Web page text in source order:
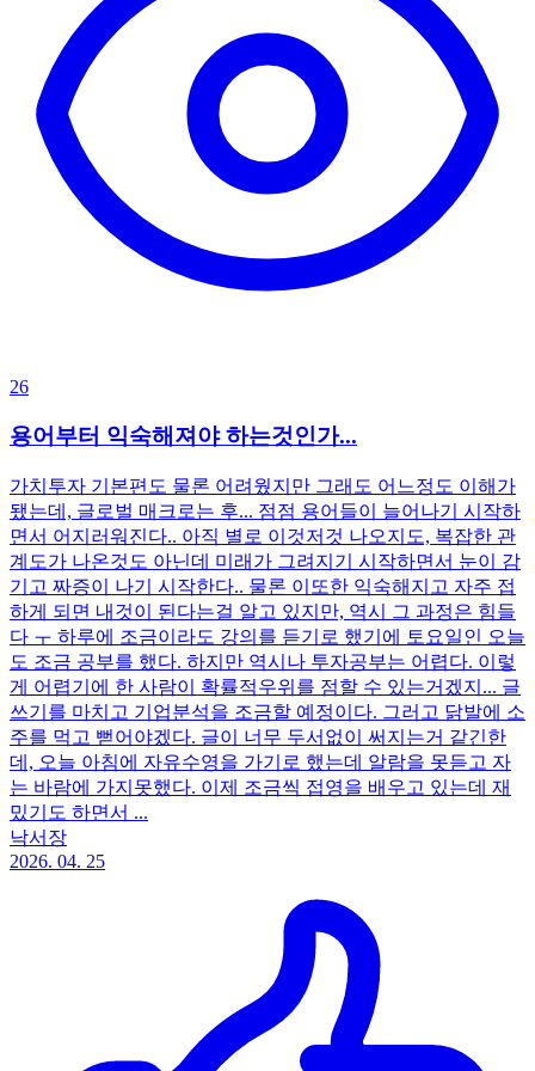
26
용어부터 익숙해져야 하는것인가...
가치투자 기본편도 물론 어려웠지만 그래도 어느정도 이해가
됐는데, 글로벌 매크로는 후... 점점 용어들이 늘어나기 시작하
면서 어지러워진다.. 아직 별로 이것저것 나오지도, 복잡한 관
계도가 나온것도 아닌데 미래가 그려지기 시작하면서 눈이 감
기고 짜증이 나기 시작한다.. 물론 이또한 익숙해지고 자주 접
하게 되면 내것이 된다는걸 알고 있지만, 역시 그 과정은 힘들
다 ㅜ 하루에 조금이라도 강의를 듣기로 했기에 토요일인 오늘
도 조금 공부를 했다. 하지만 역시나 투자공부는 어렵다. 이렇
게 어렵기에 한 사람이 확률적우위를 점할 수 있는거겠지... 글
쓰기를 마치고 기업분석을 조금할 예정이다. 그러고 닭발에 소
주를 먹고 뻗어야겠다. 글이 너무 두서없이 써지는거 같긴한
데, 오늘 아침에 자유수영을 가기로 했는데 알람을 못듣고 자
는 바람에 가지못했다. 이제 조금씩 접영을 배우고 있는데 재
밌기도 하면서 ...
낙서장
2026. 04. 25